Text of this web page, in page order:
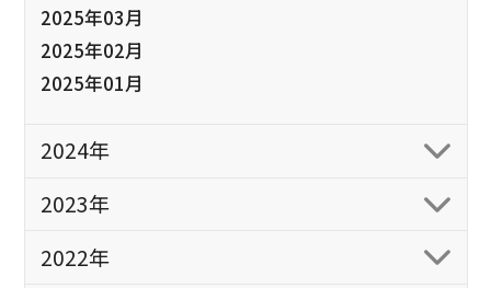
2025年03月
2025年02月
2025年01月
2024年
2023年
2022年